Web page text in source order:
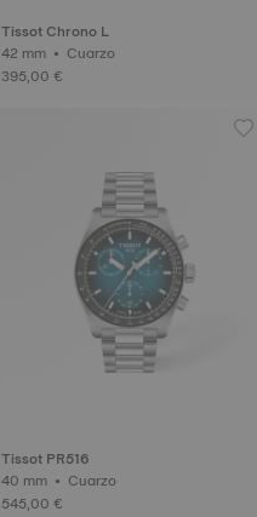
Tissot Chrono L
42 mm • Cuarzo
395,00 €
Tissot PR516
40 mm • Cuarzo
545,00 €